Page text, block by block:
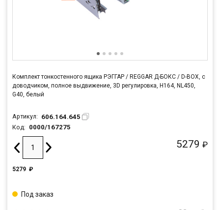
Комплект тонкостенного ящика РЭГГАР / REGGAR Д-БОКС / D-BOX, с
доводчиком, полное выдвижение, 3D регулировка, H164, NL450,
G40, белый
Артикул: 606.164.645
Код: 0000/167275
5279 ₽
5279 ₽
Под заказ